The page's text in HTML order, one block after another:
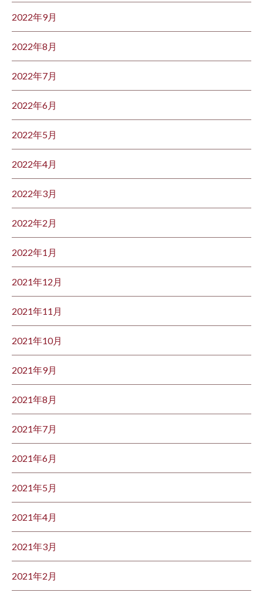
2022年9月
2022年8月
2022年7月
2022年6月
2022年5月
2022年4月
2022年3月
2022年2月
2022年1月
2021年12月
2021年11月
2021年10月
2021年9月
2021年8月
2021年7月
2021年6月
2021年5月
2021年4月
2021年3月
2021年2月